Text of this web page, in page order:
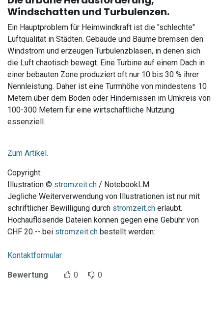
Windschatten und Turbulenzen.
Ein Hauptproblem für Heimwindkraft ist die "schlechte"
Luftqualität in Städten. Gebäude und Bäume bremsen den
Windstrom und erzeugen Turbulenzblasen, in denen sich
die Luft chaotisch bewegt. Eine Turbine auf einem Dach in
einer bebauten Zone produziert oft nur 10 bis 30 % ihrer
Nennleistung. Daher ist eine Turmhöhe von mindestens 10
Metern über dem Boden oder Hindernissen im Umkreis von
100-300 Metern für eine wirtschaftliche Nutzung
essenziell.
Zum Artikel.
Copyright:
Illustration © stromzeit.ch / NotebookLM.
Jegliche Weiterverwendung von Illustrationen ist nur mit
schriftlicher Bewilligung durch stromzeit.ch erlaubt.
Hochauflösende Dateien können gegen eine Gebühr von
CHF 20.-- bei stromzeit.ch bestellt werden:
Kontaktformular.
Bewertung 0 0